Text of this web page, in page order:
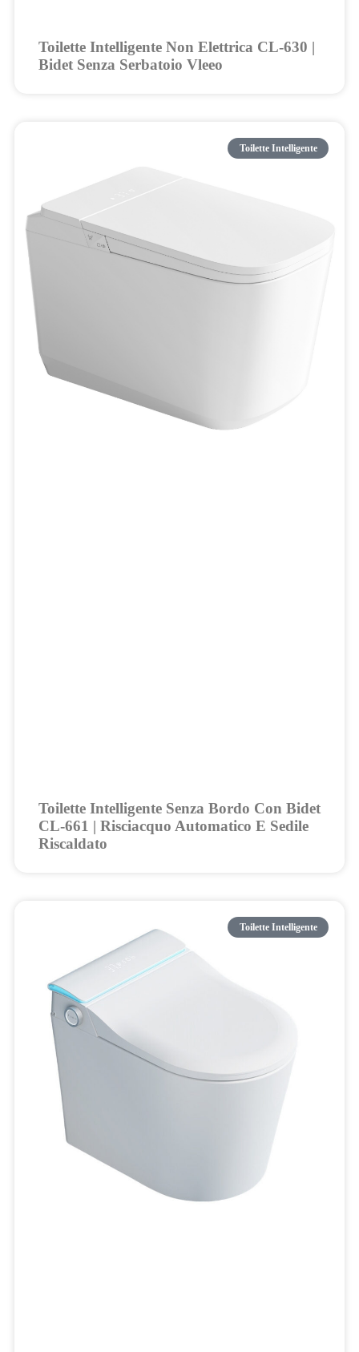
Toilette Intelligente Non Elettrica CL-630 |
Bidet Senza Serbatoio Vleeo
Toilette Intelligente
Toilette Intelligente Senza Bordo Con Bidet
CL-661 | Risciacquo Automatico E Sedile
Riscaldato
Toilette Intelligente